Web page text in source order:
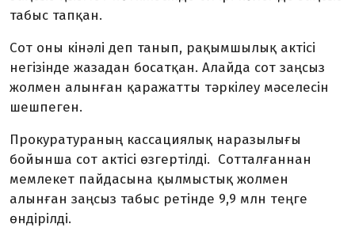
табыс тапқан.
Сот оны кінәлі деп танып, рақымшылық актісі
негізінде жазадан босатқан. Алайда сот заңсыз
жолмен алынған қаражатты тәркілеу мәселесін
шешпеген.
Прокуратураның кассациялық наразылығы
бойынша сот актісі өзгертілді. Сотталғаннан
мемлекет пайдасына қылмыстық жолмен
алынған заңсыз табыс ретінде 9,9 млн теңге
өндірілді.